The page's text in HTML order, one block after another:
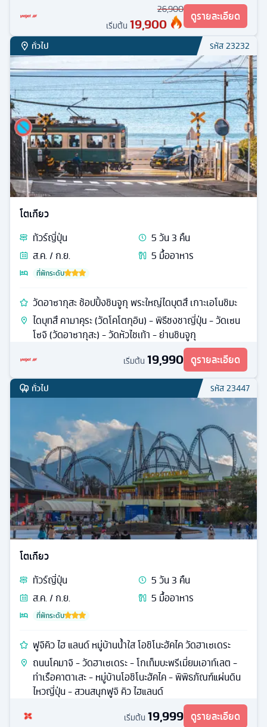
26,900
เริ่มต้น 19,900 ดูรายละเอียด
ทั่วไป รหัส23232
โตเกียว
ทัวร์ญี่ปุ่น 5วัน3 คืน
ส.ค. / ก.ย.
5 มื้ออาหาร
ที่พักระดับ
วัดอาซากุสะ ช้อปปิ้งชินจูกุ พระใหญ่ไดบุตสึ เกาะเอโนชิมะ
ไดบุทสึ คามาคุระ (วัดโคโตกุอิน) - พิธีชงชาญี่ปุ่น - วัดเซน
โซจิ (วัดอาซากุสะ) - วัดหัวไชเท้า - ย่านชินจูกุ
เริ่มต้น 19,990 ดูรายละเอียด
ทั่วไป รหัส23447
โตเกียว
ทัวร์ญี่ปุ่น 5วัน3 คืน
ส.ค. / ก.ย.
5 มื้ออาหาร
ที่พักระดับ
ฟูจิคิว ไฮ แลนด์ หมู่บ้านน้ำใส โอชิโนะฮัคไค วัดฮาเซเดระ
ถนนโคมาจิ - วัดฮาเซเดระ - โกเท็มบะพรีเมี่ยมเอาท์เลต -
ท่าเรือคาตาเสะ - หมู่บ้านโอชิโนะฮัคไค - พิพิธภัณฑ์แผ่นดิน
ไหวญี่ปุ่น - สวนสนุกฟูจิ คิว ไฮแลนด์
เริ่มต้น 19,999 ดูรายละเอียด